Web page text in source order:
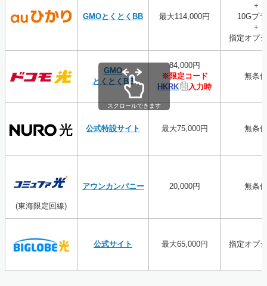
GMOとくとくBB 最大114,000円
+
10Gプ
+
指定オプ
GMO
とくとくBB
84,000円
※限定コード
HKRK
入力時
無条件
公式特設サイト 最大75,000円 無条件
(東海限定回線)
アウンカンパニー 20,000円 無条件
公式サイト 最大65,000円 指定オプ
スクロールできます